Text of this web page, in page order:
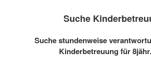
Suche
Suche stundenweise
Kinderbetreuung für